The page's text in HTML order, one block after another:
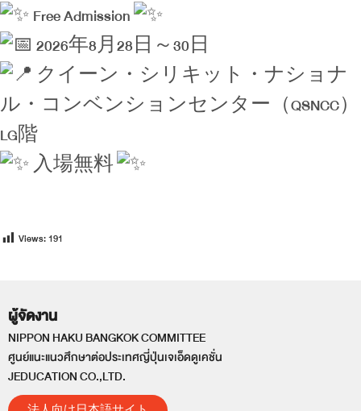
Free Admission
2026年8月28日～30日
クイーン・シリキット・ナショナ
ル・コンベンションセンター（QSNCC）
LG階
入場無料
Views:191
ผู้จัดงาน
NIPPON HAKU BANGKOK COMMITTEE
ศูนย์แนะแนวศึกษาต่อประเทศญี่ปุ่นเจเอ็ดดูเคชั่น
JEDUCATION CO.,LTD.